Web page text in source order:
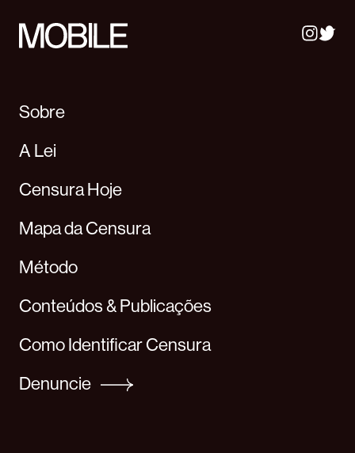
Sobre
A Lei
Censura Hoje
Mapa da Censura
Método
Conteúdos & Publicações
Como Identificar Censura
Denuncie